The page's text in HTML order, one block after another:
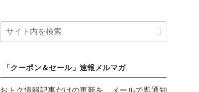
「クーポン＆セール」速報メルマガ